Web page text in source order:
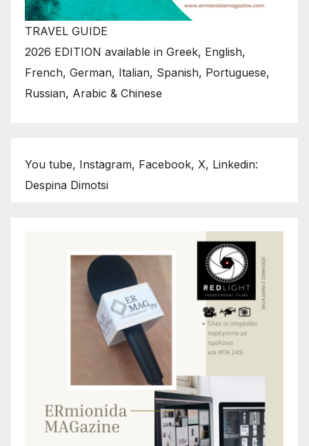
TRAVEL GUIDE
2026 EDITION available in Greek, English,
French, German, Italian, Spanish, Portuguese,
Russian, Arabic & Chinese
You tube, Instagram, Facebook, X, Linkedin:
Despina Dimotsi